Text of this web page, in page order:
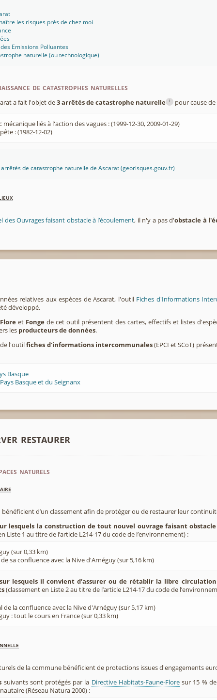
les risques près de chez moi
Emissions Polluantes
naturelle (ou technologique)
de catastrophes naturelles
a fait l'objet de3 arrêtés de catastrophe naturelle i pour cause de
liés à l'action des vagues : (1999-12-30, 2009-01-29)
: (1982-12-02)
de catastrophe naturelle de Ascarat (georisques.gouv.fr)
des Ouvrages faisant obstacle à l’écoulement, il n'y a pas d'obstacle à
relatives aux espèces de Ascarat, l'outil Fiches d'Informations
développé.
Flore et Fonge de cet outil présentent des cartes, effectifs et listes
les producteurs de données.
de l'outilfiches d'informations intercommunales(EPCI et SCoT)
Basque
Basque et du Seignanx
restaurer
naturels
bénéficient d’un classement afin de protéger ou de restaurer leur
lesquels la construction de tout nouvel ouvrage faisant
Liste 1 au titre de l’article L214-17 du code de l’environnement) :
(sur 0,33 km)
sa confluence avec la Nive d'Arnéguy (sur 5,16 km)
lesquels il convient d’assurer ou de rétablir la libre
(classement en Liste 2 au titre de l’article L214-17 du code de
de la confluence avec la Nive d'Arnéguy (sur 5,17 km)
: tout le cours en France (sur 0,33 km)
de la commune bénéficient de protections issues d'engagements
suivants sont protégés par la Directive Habitats-Faune-Floresur 15 %
(Réseau Natura 2000) :